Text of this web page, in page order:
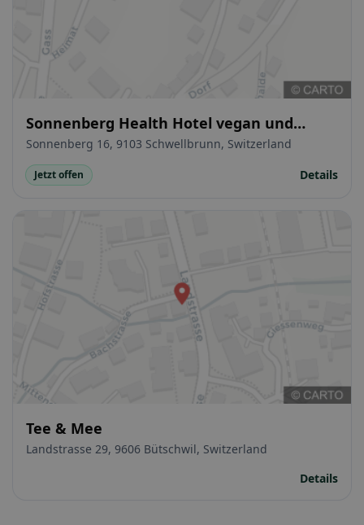
Sonnenberg Health Hotel vegan und
glutenfrei
Sonnenberg 16, 9103 Schwellbrunn, Switzerland
Jetzt offen Details
Tee & Mee
Landstrasse 29, 9606 Bütschwil, Switzerland
Details